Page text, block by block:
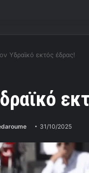
Υδραϊκό εκτός έδρας!
31/10/2025